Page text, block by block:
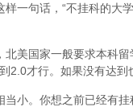
一句话，“不挂科的大
美国家一般要求本科
2.0才行。如果没有达到
小。你想之前已经有